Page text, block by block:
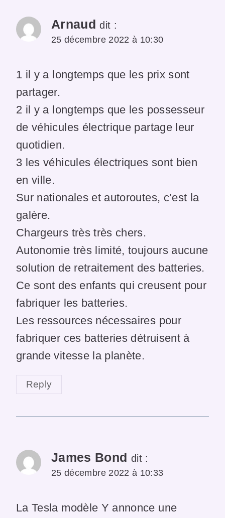
Arnaud dit :
25 décembre 2022 à 10:30
1 il y a longtemps que les prix sont
partager.
2 il y a longtemps que les possesseur
de véhicules électrique partage leur
quotidien.
3 les véhicules électriques sont bien
en ville.
Sur nationales et autoroutes, c’est la
galère.
Chargeurs très très chers.
Autonomie très limité, toujours aucune
solution de retraitement des batteries.
Ce sont des enfants qui creusent pour
fabriquer les batteries.
Les ressources nécessaires pour
fabriquer ces batteries détruisent à
grande vitesse la planète.
Reply
James Bond dit :
25 décembre 2022 à 10:33
La Tesla modèle Y annonce une